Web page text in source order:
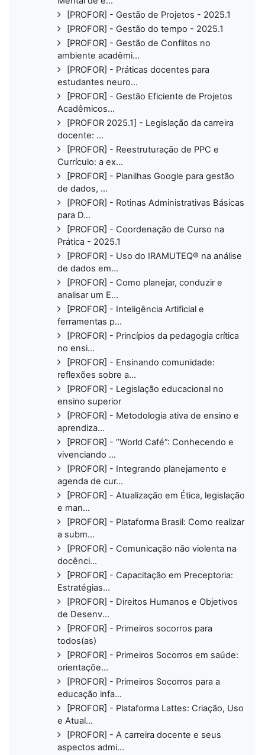
[PROFOR] - Gestão de Projetos - 2025.1
[PROFOR] - Gestão do tempo - 2025.1
[PROFOR] - Gestão de Conflitos no
ambiente acadêmi...
[PROFOR] - Práticas docentes para
estudantes neuro...
[PROFOR] - Gestão Eficiente de Projetos
Acadêmicos...
[PROFOR 2025.1] - Legislação da carreira
docente: ...
[PROFOR] - Reestruturação de PPC e
Currículo: a ex...
[PROFOR] - Planilhas Google para gestão
de dados, ...
[PROFOR] - Rotinas Administrativas Básicas
para D...
[PROFOR] - Coordenação de Curso na
Prática - 2025.1
[PROFOR] - Uso do IRAMUTEQ® na análise
de dados em...
[PROFOR] - Como planejar, conduzir e
analisar um E...
[PROFOR] - Inteligência Artificial e
ferramentas p...
[PROFOR] - Princípios da pedagogia crítica
no ensi...
[PROFOR] - Ensinando comunidade:
reflexões sobre a...
[PROFOR] - Legislação educacional no
ensino superior
[PROFOR] - Metodologia ativa de ensino e
aprendiza...
[PROFOR] - “World Café”: Conhecendo e
vivenciando ...
[PROFOR] - Integrando planejamento e
agenda de cur...
[PROFOR] - Atualização em Ética, legislação
e man...
[PROFOR] - Plataforma Brasil: Como realizar
a subm...
[PROFOR] - Comunicação não violenta na
docênci...
[PROFOR] - Capacitação em Preceptoria:
Estratégias...
[PROFOR] - Direitos Humanos e Objetivos
de Desenv...
[PROFOR] - Primeiros socorros para
todos(as)
[PROFOR] - Primeiros Socorros em saúde:
orientaçõe...
[PROFOR] - Primeiros Socorros para a
educação infa...
[PROFOR] - Plataforma Lattes: Criação, Uso
e Atual...
[PROFOR] - A carreira docente e seus
aspectos admi...